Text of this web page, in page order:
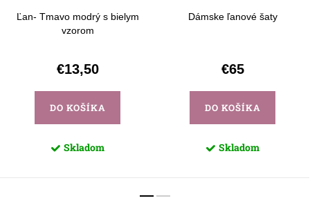
Ľan- Tmavo modrý s bielym
vzorom
€13,50
DO KOŠÍKA
Skladom
Dámske ľanové šaty
€65
DO KOŠÍKA
Skladom